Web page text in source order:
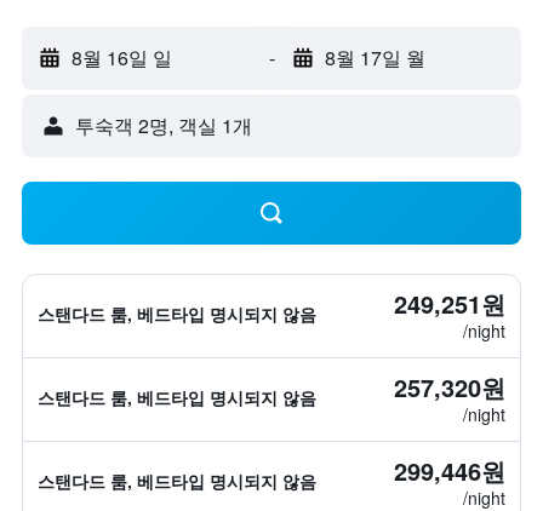
8월 16일 일 - 8월 17일 월
​투숙객 2​명, ​객실 1개
스탠다드 룸, 베드타입 명시되지 않음 249,251원
/night
스탠다드 룸, 베드타입 명시되지 않음 257,320원
/night
스탠다드 룸, 베드타입 명시되지 않음 299,446원
/night